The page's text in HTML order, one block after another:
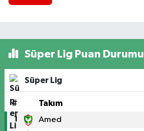
Süper Lig Puan Durumu
Süper Lig
# Takım
1 Amed